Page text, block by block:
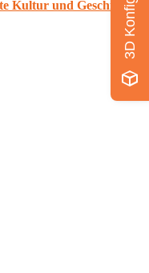
Kultur und Geschichte